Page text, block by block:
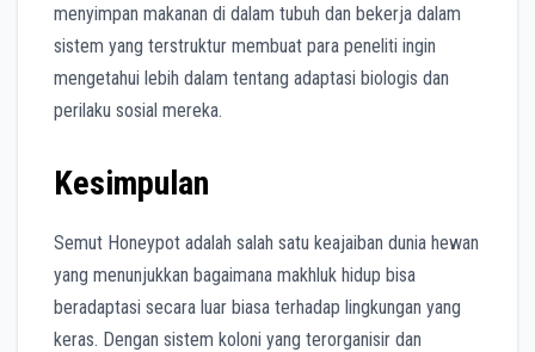
menyimpan makanan di dalam tubuh dan bekerja dalam
sistem yang terstruktur membuat para peneliti ingin
mengetahui lebih dalam tentang adaptasi biologis dan
perilaku sosial mereka.
Kesimpulan
Semut Honeypot adalah salah satu keajaiban dunia hewan
yang menunjukkan bagaimana makhluk hidup bisa
beradaptasi secara luar biasa terhadap lingkungan yang
keras. Dengan sistem koloni yang terorganisir dan